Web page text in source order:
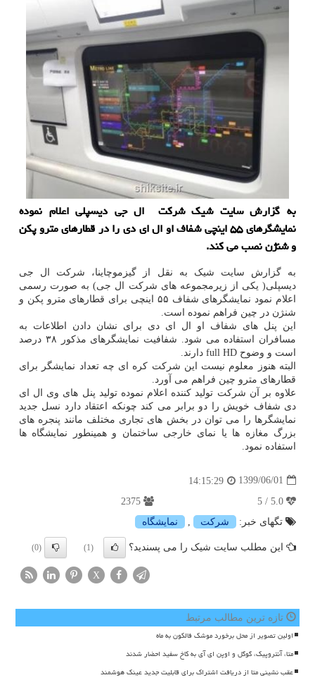
به گزارش سایت شیك شركت ال جی دیسپلی اعلام نموده
نمایشگرهای ۵۵ اینچی شفاف او ال ای دی را در قطارهای مترو پكن
و شنژن نصب می كند.
به گزارش سایت شیک به نقل از گیزموچاینا، شرکت ال جی
دیسپلی( یکی از زیرمجموعه های شرکت ال جی) به صورت رسمی
اعلام نمود نمایشگرهای شفاف ۵۵ اینچی برای قطارهای مترو پکن و
شنژن در چین فراهم نموده است.
این پنل های شفاف او ال ای دی برای نشان دادن اطلاعات به
مسافران استفاده می شود. شفافیت نمایشگرهای مذکور ۳۸ درصد
است و وضوح full HD دارند.
البته هنوز معلوم نیست این شرکت کره ای چه تعداد نمایشگر برای
قطارهای مترو چین فراهم می آورد.
علاوه بر آن شرکت تولید کننده اعلام نموده تولید پنل های وی ال ای
دی شفاف خویش را دو برابر می کند چونکه اعتقاد دارد نسل جدید
نمایشگرها را می توان در بخش های تجاری مختلف مانند پنجره های
بزرگ مغازه ها یا نمای خارجی ساختمان و همینطور نمایشگاه ها
استفاده نمود.
1399/06/01
14:15:29
تگهای خبر:
شركت نمایشگاه
این مطلب سایت شیک را می پسندید؟ (1)
(0)
X
تازه ترین مطالب مرتبط
اولین تصویر از محل برخورد موشک فالکون به ماه
متا، آنتروپیک، گوگل و اوپن ای آی به کاخ سفید احضار شدند
عقب نشینی متا از دریافت اشتراک برای قابلیت جدید عینک هوشمند